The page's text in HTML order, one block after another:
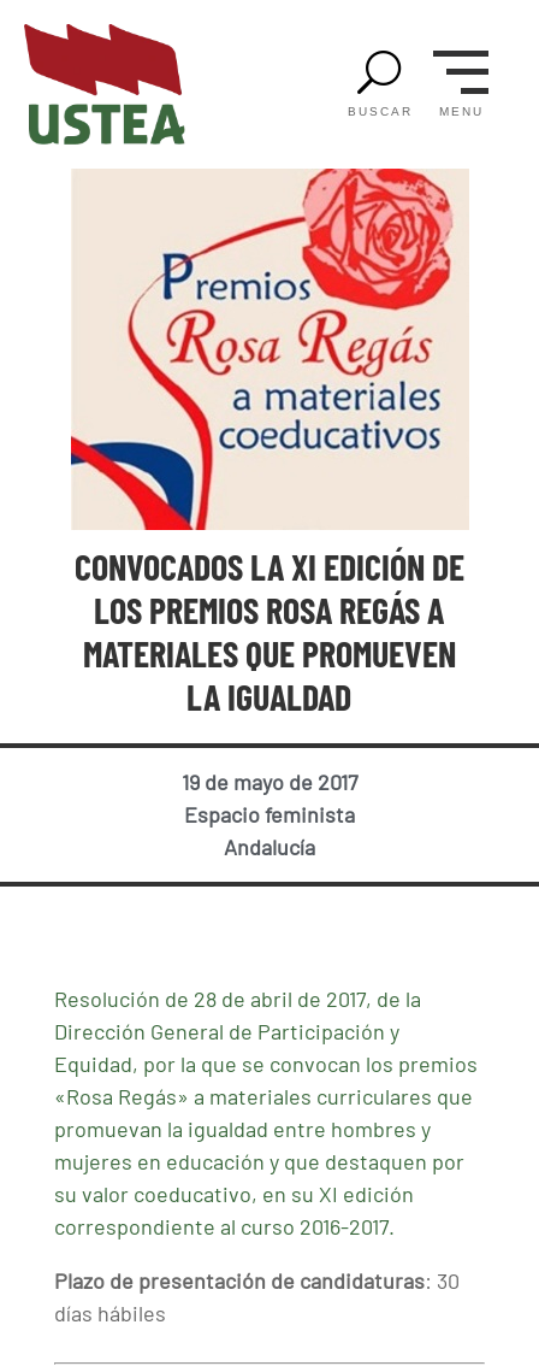
U
BUSCAR MENU
CONVOCADOS LA XI EDICIÓN DE
LOS PREMIOS ROSA REGÁS A
MATERIALES QUE PROMUEVEN
LA IGUALDAD
19 de mayo de 2017
Espacio feminista
Andalucía
Resolución de 28 de abril de 2017, de la
Dirección General de Participación y
Equidad, por la que se convocan los premios
«Rosa Regás» a materiales curriculares que
promuevan la igualdad entre hombres y
mujeres en educación y que destaquen por
su valor coeducativo, en su XI edición
correspondiente al curso 2016-2017.
Plazo de presentación de candidaturas: 30
días hábiles